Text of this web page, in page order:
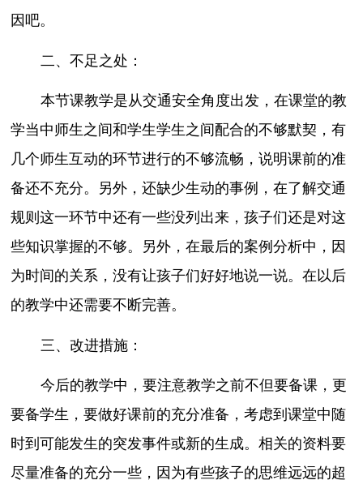
因吧。
二、不足之处：
本节课教学是从交通安全角度出发，在课堂的教
学当中师生之间和学生学生之间配合的不够默契，有
几个师生互动的环节进行的不够流畅，说明课前的准
备还不充分。另外，还缺少生动的事例，在了解交通
规则这一环节中还有一些没列出来，孩子们还是对这
些知识掌握的不够。另外，在最后的案例分析中，因
为时间的关系，没有让孩子们好好地说一说。在以后
的教学中还需要不断完善。
三、改进措施：
今后的教学中，要注意教学之前不但要备课，更
要备学生，要做好课前的充分准备，考虑到课堂中随
时到可能发生的突发事件或新的生成。相关的资料要
尽量准备的充分一些，因为有些孩子的思维远远的超